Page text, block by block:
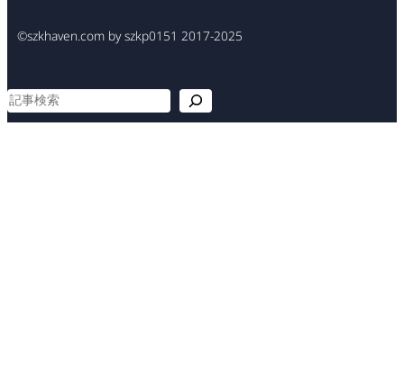
©szkhaven.com by szkp0151 2017-2025
検
索